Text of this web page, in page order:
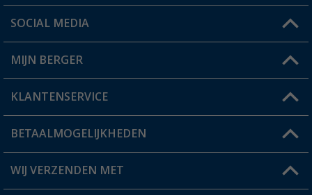
Een vraag?
Winkel vinden
SOCIAL MEDIA
MIJN BERGER
Mijn account
Status bestelling
Verlanglijstje
KLANTENSERVICE
FAQ & Contact
Verzendinformatie
BETAALMOGELIJKHEDEN
WIJ VERZENDEN MET